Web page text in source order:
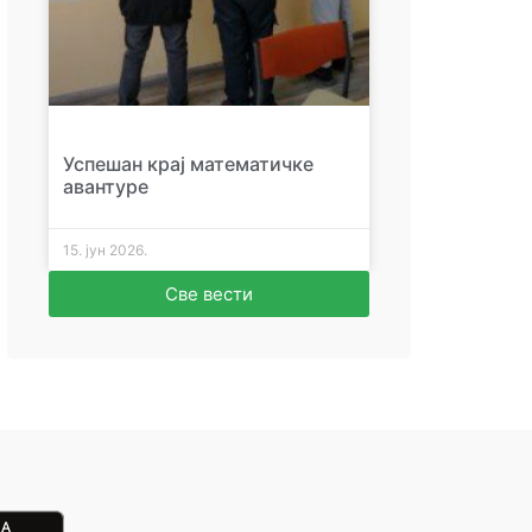
Успешан крај математичке
авантуре
15. јун 2026.
Све вести